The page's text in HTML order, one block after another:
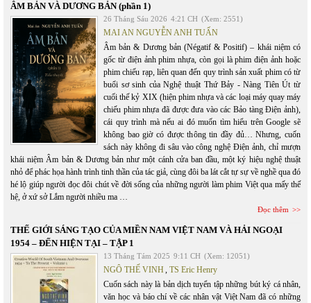
ÂM BẢN VÀ DƯƠNG BẢN (phần 1)
26 Tháng Sáu 2026 4:21 CH (Xem: 2551)
MAI AN NGUYỄN ANH TUẤN
Âm bản & Dương bản (Négatif & Positif) – khái niệm có
gốc từ điện ảnh phim nhựa, còn gọi là phim điện ảnh hoặc
phim chiếu rạp, liên quan đến quy trình sản xuất phim có từ
buổi sơ sinh của Nghệ thuật Thứ Bảy - Nàng Tiên Út từ
cuối thế kỷ XIX (hiện phim nhựa và các loại máy quay máy
chiếu phim nhựa đã được đưa vào các Bảo tàng Điện ảnh),
cái quy trình mà nếu ai đó muốn tìm hiểu trên Google sẽ
không bao giờ có được thông tin đầy đủ… Nhưng, cuốn
sách này không đi sâu vào công nghệ Điện ảnh, chỉ mượn
khái niệm Âm bản & Dương bản như một cánh cửa ban đầu, một ký hiệu nghệ thuật
nhỏ để phác họa hành trình tinh thần của tác giả, cùng đôi ba lát cắt tự sự về nghề qua đó
hé lộ giúp người đọc đôi chút về đời sống của những người làm phim Việt qua mấy thế
hệ, ở xứ sở Lắm người nhiều ma …
Đọc thêm
THẾ GIỚI SÁNG TẠO CỦA MIỀN NAM VIỆT NAM VÀ HẢI NGOẠI
1954 – ĐẾN HIỆN TẠI – TẬP 1
13 Tháng Tám 2025 9:11 CH (Xem: 12051)
NGÔ THẾ VINH, TS Eric Henry
Cuốn sách này là bản dịch tuyển tập những bút ký cá nhân,
văn học và báo chí về các nhân vật Việt Nam đã có những